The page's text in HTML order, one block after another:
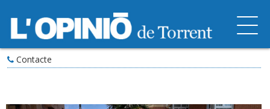
Contacte